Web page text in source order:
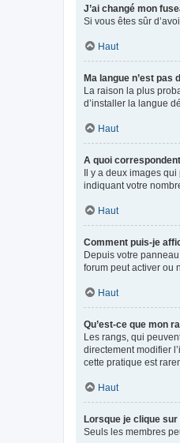
J’ai changé mon
Si vous êtes sûr
Haut
Ma langue n’est pas
La raison la plus
d’installer la langue
Haut
A quoi
Il y a deux images
indiquant votre
Haut
Comment puis-je
Depuis votre
forum peut activer ou
Haut
Qu’est-ce que mon
Les rangs, qui
directement modifier
cette pratique est
Haut
Lorsque je clique sur
Seuls les membres